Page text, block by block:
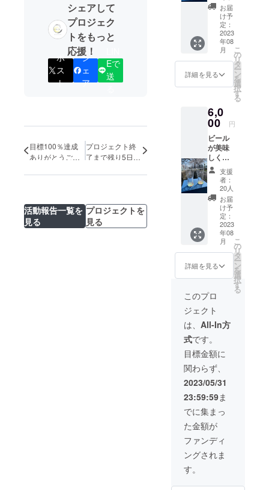
シェアして
プロジェク
トをもっと
応援！
ポ
ス
ト
シ
ェ
ア
Eで
送
目標100％達成
ありがとうござ
プロジェクト終
了まで残り5日
活動報告一覧を
見る
プロジェクトを
見る
から27
日で開
催予定
（変更
また
は、中
止にな
る可能
セラ
ミック
MINO
岐阜県
多治見
市東町
4-2-
5（変更
また
は、中
止にな
る可能
性あ
り。）
頂いた
方に
メール
にてお
知らせ
致しま
社HP・
インス
タグラ
ムでも
開催ま
たは中
止のご
案内を
致しま
す。
多治見
西高校
美術部
の生徒
デザイ
ンが、
繊細に
彫刻さ
ラス底
面は、
特許技
術によ
り、底
面に暗
闇で光
る蓄光
材を埋
め込ん
でおり
ます。
底面の
蓄光材
は、近
年の
組みか
社も月
光グラ
成する
際に出
てしま
う、蓄
光屑を
んでお
りま
れによ
り、
色の蓄
色に光
【多治
見】高
校生発
「ビー
ルが進
むグラ
ス」で
頑張っ
た1日の
しく過
ごして
ほし
い！ グ
ラス側
面は、
サンド
ブラス
で多治
見西高
校美術
部の生
徒デザ
イン
が、繊
細に彫
刻され
グラス
は、弊
社の特
許技術
によ
り、底
面に暗
闇で光
る蓄光
め込ん
でおり
ます。
底面の
蓄光材
は、近
年の
組みか
お届
け予
定：
2023
年08
月
詳細を見る
こ
の
リ
タ
ー
ン
を
選
択
す
る
6,0
00 円
ビール
が美味
しく飲
めるグ
ラスペ
アセッ
ト（男
性顔・
女性
顔）
【多治
見】高
校生発
案
「ビー
むグラ
ス」で
頑張っ
た1日の
夜を楽
しく過
ごして
ほし
い！ グ
ラス側
面は、
サンド
ブラス
で多治
見西高
校美術
部の生
徒デザ
細に彫
支援
者：
20人
お届
け予
定：
2023
年08
月
詳細を見る
こ
の
リ
タ
ー
ン
を
選
択
す
る
このプロ
ジェクト
は、 All-In方
式です。
目標金額に
関わらず、
2023/05/31
23:59:59ま
でに集まっ
た金額が
ファンディ
ングされま
す。